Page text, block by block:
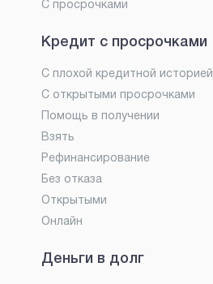
С просрочками
Кредит с просрочками
С плохой кредитной историей
С открытыми просрочками
Помощь в получении
Взять
Рефинансирование
Без отказа
Открытыми
Онлайн
Деньги в долг